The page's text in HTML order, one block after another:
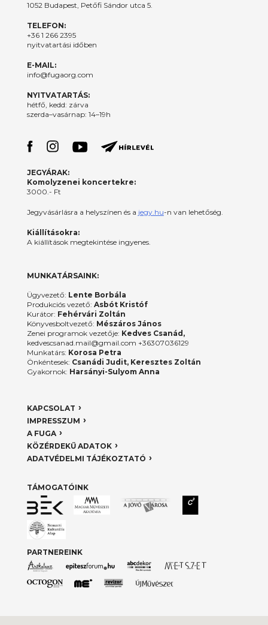
1052 Budapest, Petőfi Sándor utca 5.
TELEFON:
+36 1 266 2395
nyitvatartási időben
E-MAIL:
info@fugaorg.com
NYITVATARTÁS:
hétfő, kedd: zárva
szerda–vasárnap: 14–19h
JEGYÁRAK:
Komolyzenei koncertekre:
3000.- Ft
Jegyvásárlásra a helyszínen és a jegy.hu-n van lehetőség.
Kiállításokra:
A kiállítások megtekintése ingyenes.
MUNKATÁRSAINK:
Ügyvezető: Lente Borbála
Produkciós vezető: Asbót Kristóf
Kurátor: Fehérvári Zoltán
Könyvesboltvezető: Mészáros János
Zenei programok vezetője: Kedves Csanád,
kedvescsanad.mail@gmail.com +36307036129
Munkatárs: Korosa Petra
Önkéntesek: Csanádi Judit, Keresztes Zoltán
Gyakornok: Harsányi-Sulyom Anna
KAPCSOLAT
IMPRESSZUM
A FUGA
KÖZÉRDEKŰ ADATOK
ADATVÉDELMI TÁJÉKOZTATÓ
TÁMOGATÓINK
PARTNEREINK